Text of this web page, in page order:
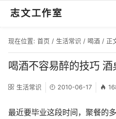
志文工作室
现在位置: 首页 / 生活常识 / 喝酒 / 正
喝酒不容易醉的技巧
生活常识 2010-06-17
最近要毕业这段时间，聚餐的